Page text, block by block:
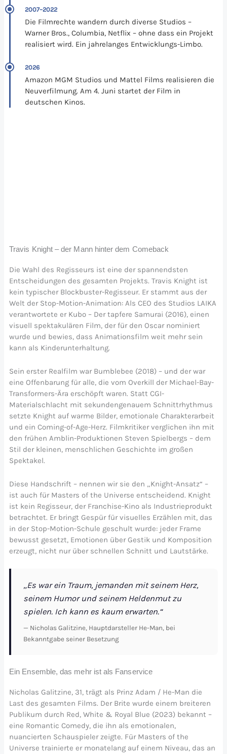
2007–2022
Die Filmrechte wandern durch diverse Studios –
Warner Bros., Columbia, Netflix – ohne dass ein Projekt
realisiert wird. Ein jahrelanges Entwicklungs-Limbo.
2026
Amazon MGM Studios und Mattel Films realisieren die
Neuverfilmung. Am 4. Juni startet der Film in
deutschen Kinos.
Travis Knight – der Mann hinter dem Comeback
Die Wahl des Regisseurs ist eine der spannendsten
Entscheidungen des gesamten Projekts. Travis Knight ist
kein typischer Blockbuster-Regisseur. Er stammt aus der
Welt der Stop-Motion-Animation: Als CEO des Studios LAIKA
verantwortete er Kubo – Der tapfere Samurai (2016), einen
visuell spektakulären Film, der für den Oscar nominiert
wurde und bewies, dass Animationsfilm weit mehr sein
kann als Kinderunterhaltung.
Sein erster Realfilm war Bumblebee (2018) – und der war
eine Offenbarung für alle, die vom Overkill der Michael-Bay-
Transformers-Ära erschöpft waren. Statt CGI-
Materialschlacht mit sekundengenauem Schnittrhythmus
setzte Knight auf warme Bilder, emotionale Charakterarbeit
und ein Coming-of-Age-Herz. Filmkritiker verglichen ihn mit
den frühen Amblin-Produktionen Steven Spielbergs – dem
Stil der kleinen, menschlichen Geschichte im großen
Spektakel.
Diese Handschrift – nennen wir sie den „Knight-Ansatz“ –
ist auch für Masters of the Universe entscheidend. Knight
ist kein Regisseur, der Franchise-Kino als Industrieprodukt
betrachtet. Er bringt Gespür für visuelles Erzählen mit, das
in der Stop-Motion-Schule geschult wurde: jeder Frame
bewusst gesetzt, Emotionen über Gestik und Komposition
erzeugt, nicht nur über schnellen Schnitt und Lautstärke.
„Es war ein Traum, jemanden mit seinem Herz,
seinem Humor und seinem Heldenmut zu
spielen. Ich kann es kaum erwarten.“
— Nicholas Galitzine, Hauptdarsteller He-Man, bei
Bekanntgabe seiner Besetzung
Ein Ensemble, das mehr ist als Fanservice
Nicholas Galitzine, 31, trägt als Prinz Adam / He-Man die
Last des gesamten Films. Der Brite wurde einem breiteren
Publikum durch Red, White & Royal Blue (2023) bekannt –
eine Romantic Comedy, die ihn als emotionalen,
nuancierten Schauspieler zeigte. Für Masters of the
Universe trainierte er monatelang auf einem Niveau, das an